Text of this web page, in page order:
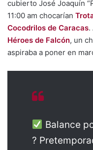
cubierto José Joaquín
11:00 am chocarían
Cocodrilos de Caracas.
Héroes de Falcón, un
aspiraba a poner en
Balance
?